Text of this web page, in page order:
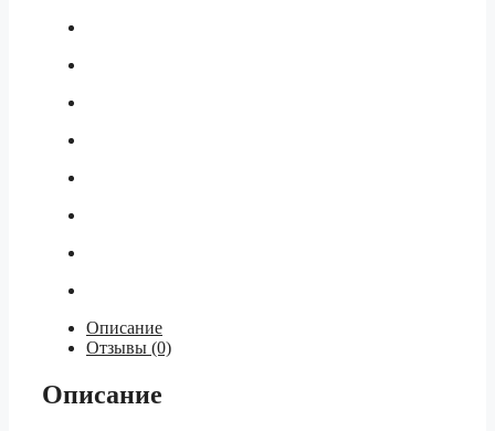
Описание
Отзывы (0)
Описание